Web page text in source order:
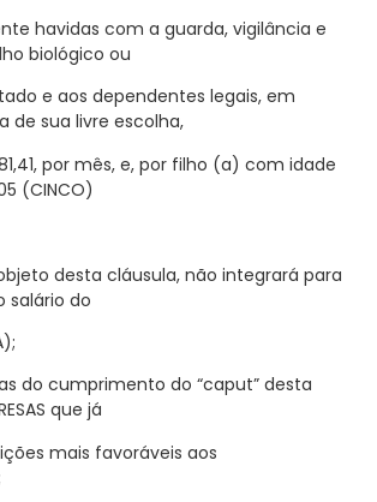
havidas com a guarda, vigilância e
biológico ou
e aos dependentes legais, em
de sua livre escolha,
por mês, e, por filho (a) com idade
(CINCO)
desta cláusula, não integrará para
salário do
do cumprimento do “caput” desta
que já
mais favoráveis aos